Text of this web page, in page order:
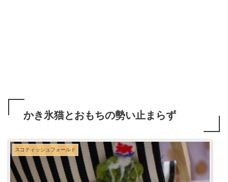
かき氷猫とおもちの勢い止まらず
スコティッシュフォールド